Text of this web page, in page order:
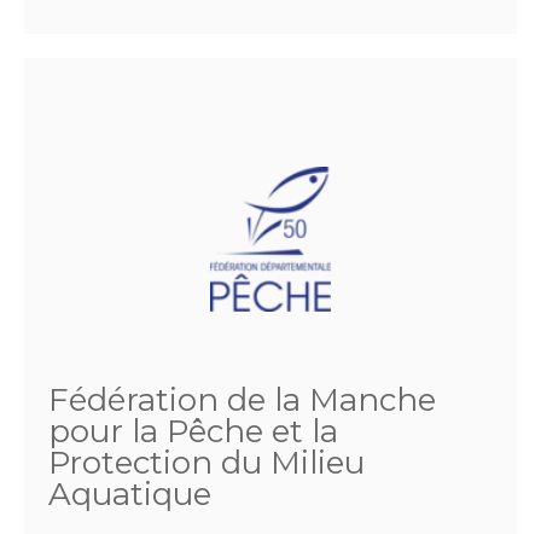
Fédération de la Manche
pour la Pêche et la
Protection du Milieu
Aquatique